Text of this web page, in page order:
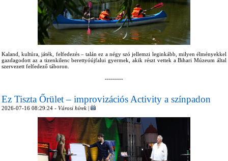
Kaland, kultúra, játék, felfedezés – talán ez a négy szó jellemzi leginkább, milyen élményekkel
gazdagodott az a tizenkilenc berettyóújfalui gyermek, akik részt vettek a Bihari Múzeum által
szervezett felfedező táboron.
---------
Ez Tiszta Őrület – improvizációs Activity a színpadon
2026-07-16 08:29:24 - Városi hírek |